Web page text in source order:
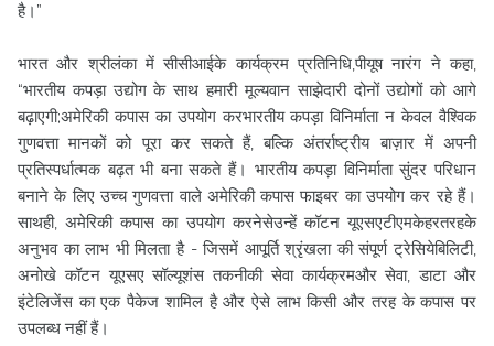
है।”
भारत और श्रीलंका में सीसीआईके कार्यक्रम प्रतिनिधि,पीयूष नारंग ने कहा,
“भारतीय कपड़ा उद्योग के साथ हमारी मूल्यवान साझेदारी दोनों उद्योगों को आगे
बढ़ाएगी;अमेरिकी कपास का उपयोग करभारतीय कपड़ा विनिर्माता न केवल वैश्विक
गुणवत्ता मानकों को पूरा कर सकते हैं, बल्कि अंतर्राष्ट्रीय बाज़ार में अपनी
प्रतिस्पर्धात्मक बढ़त भी बना सकते हैं। भारतीय कपड़ा विनिर्माता सुंदर परिधान
बनाने के लिए उच्च गुणवत्ता वाले अमेरिकी कपास फाइबर का उपयोग कर रहे हैं।
साथही, अमेरिकी कपास का उपयोग करनेसेउन्हें कॉटन यूएसएटीएमकेहरतरहके
अनुभव का लाभ भी मिलता है - जिसमें आपूर्ति श्रृंखला की संपूर्ण ट्रेसियेबिलिटी,
अनोखे कॉटन यूएसए सॉल्यूशंस तकनीकी सेवा कार्यक्रमऔर सेवा, डाटा और
इंटेलिजेंस का एक पैकेज शामिल है और ऐसे लाभ किसी और तरह के कपास पर
उपलब्ध नहीं हैं।